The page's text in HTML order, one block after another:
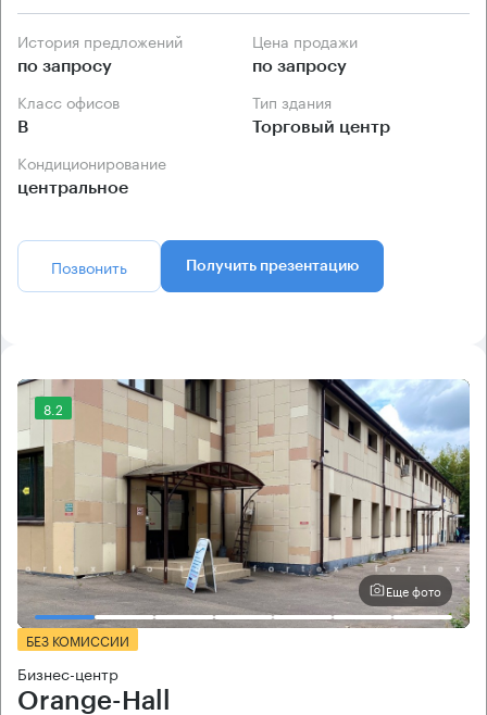
История предложений
по запросу
Цена продажи
по запросу
Класс офисов
B
Тип здания
Торговый центр
Кондиционирование
центральное
Позвонить Получить презентацию
8.2
Еще фото
БЕЗ КОМИССИИ
Бизнес-центр
Orange-Hall